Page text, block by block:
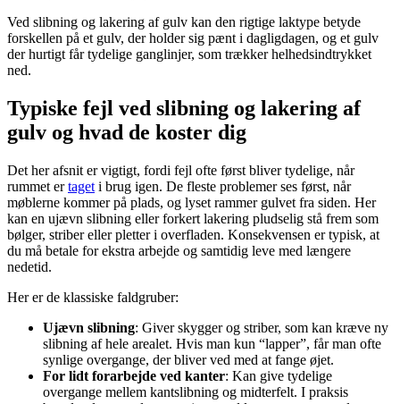
Ved slibning og lakering af gulv kan den rigtige laktype betyde
forskellen på et gulv, der holder sig pænt i dagligdagen, og et gulv
der hurtigt får tydelige ganglinjer, som trækker helhedsindtrykket
ned.
Typiske fejl ved slibning og lakering af
gulv og hvad de koster dig
Det her afsnit er vigtigt, fordi fejl ofte først bliver tydelige, når
rummet ertaget i brug igen. De fleste problemer ses først, når
møblerne kommer på plads, og lyset rammer gulvet fra siden. Her
kan en ujævn slibning eller forkert lakering pludselig stå frem som
bølger, striber eller pletter i overfladen. Konsekvensen er typisk, at
du må betale for ekstra arbejde og samtidig leve med længere
nedetid.
Her er de klassiske faldgruber:
Ujævn slibning: Giver skygger og striber, som kan kræve ny
slibning af hele arealet. Hvis man kun “lapper”, får man ofte
synlige overgange, der bliver ved med at fange øjet.
For lidt forarbejde ved kanter: Kan give tydelige
overgange mellem kantslibning og midterfelt. I praksis